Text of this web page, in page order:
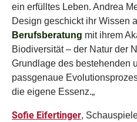
ein erfülltes Leben. Andrea
Design geschickt ihr Wissen
Berufsberatung mit ihrem
Biodiversität – der Natur der
Grundlage des bestehenden
passgenaue
die eigene Essenz.„
Sofie Eifertinger,